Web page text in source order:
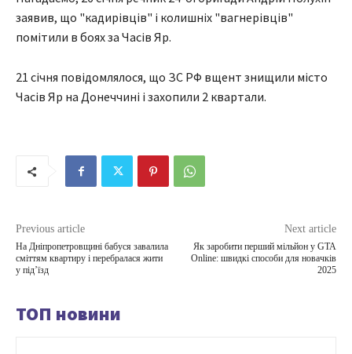
заявив, що "кадирівців" і колишніх "вагнерівців"
помітили в боях за Часів Яр.
21 січня повідомлялося, що ЗС РФ вщент знищили місто
Часів Яр на Донеччині і захопили 2 квартали.
Previous article
На Дніпропетровщині бабуся завалила
сміттям квартиру і перебралася жити
у під’їзд
Next article
Як заробити перший мільйон у GTA
Online: швидкі способи для новачків
2025
ТОП новини